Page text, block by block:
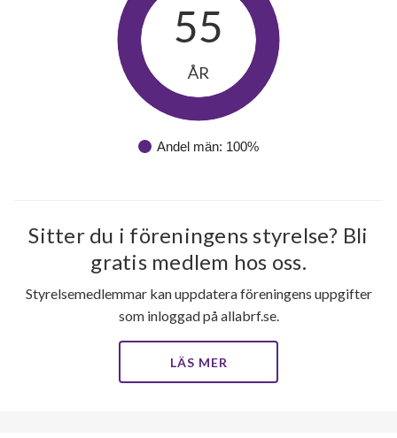
Andel män: 100%
55
ÅR
Sitter du i föreningens styrelse? Bli
gratis medlem hos oss.
Styrelsemedlemmar kan uppdatera föreningens uppgifter
som inloggad på allabrf.se.
LÄS MER